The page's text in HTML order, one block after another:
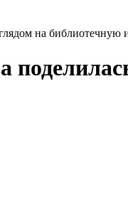
на библиотечную